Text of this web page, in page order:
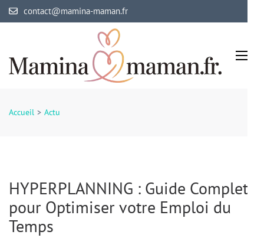
Aller
au
(Pressez
Entrée)
contact@mamina-maman.fr
Accueil > Actu
HYPERPLANNING : Guide Complet
pour Optimiser votre Emploi du
Temps